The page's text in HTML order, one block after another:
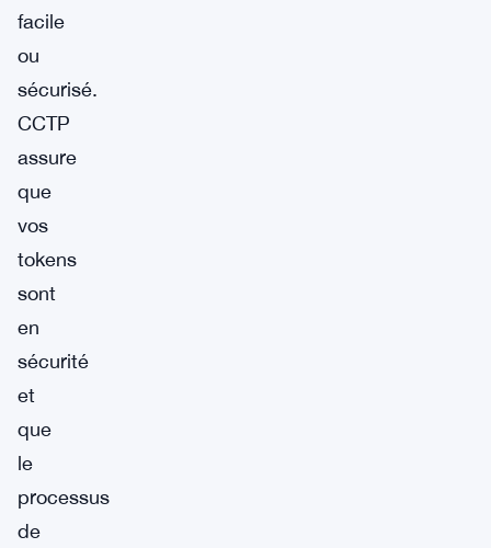
facile
ou
sécurisé.
CCTP
assure
que
vos
tokens
sont
en
sécurité
et
que
le
processus
de